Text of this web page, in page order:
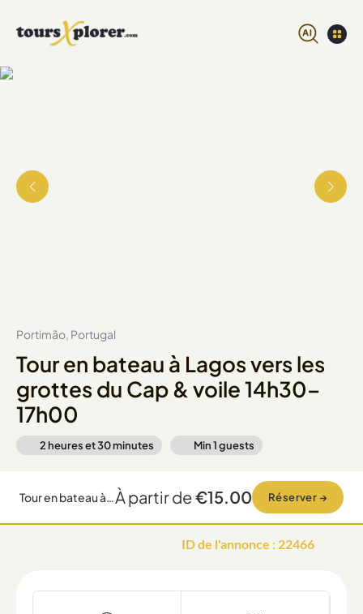
Portimão, Portugal
Tour en bateau à Lagos vers les
grottes du Cap & voile 14h30–
17h00
2 heures et 30 minutes Min1guests
Tour en bateau à Lagos vers les grottes du Cap & voile 14h30–17h00À partir de€15.00 Réserver →
ID de l'annonce : 22466